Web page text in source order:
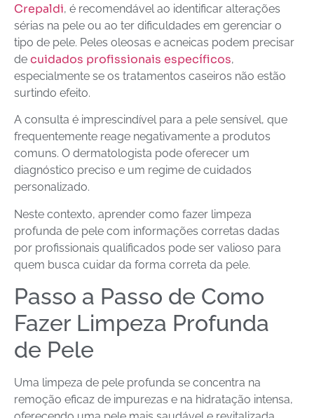
Crepaldi, é recomendável ao identificar alterações
sérias na pele ou ao ter dificuldades em gerenciar o
tipo de pele. Peles oleosas e acneicas podem precisar
de cuidados profissionais específicos,
especialmente se os tratamentos caseiros não estão
surtindo efeito.
A consulta é imprescindível para a pele sensível, que
frequentemente reage negativamente a produtos
comuns. O dermatologista pode oferecer um
diagnóstico preciso e um regime de cuidados
personalizado.
Neste contexto, aprender como fazer limpeza
profunda de pele com informações corretas dadas
por profissionais qualificados pode ser valioso para
quem busca cuidar da forma correta da pele.
Passo a Passo de Como
Fazer Limpeza Profunda
de Pele
Uma limpeza de pele profunda se concentra na
remoção eficaz de impurezas e na hidratação intensa,